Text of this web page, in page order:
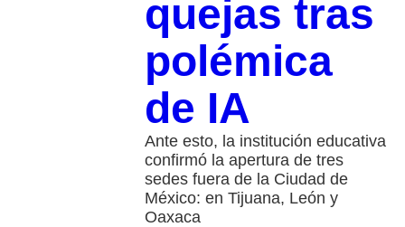
quejas tras
polémica
de IA
Ante esto, la institución educativa
confirmó la apertura de tres
sedes fuera de la Ciudad de
México: en Tijuana, León y
Oaxaca